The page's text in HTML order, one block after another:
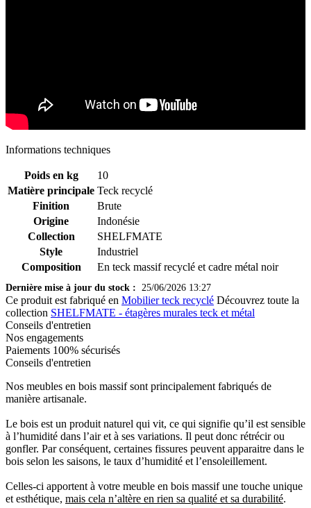
Informations techniques
Poids en kg
10
Matière principale Teck recyclé
Finition
Brute
Origine
Indonésie
Collection
SHELFMATE
Style
Industriel
Composition
En teck massif recyclé et cadre métal noir
Dernière mise à jour du stock : 25/06/2026 13:27
Ce produit est fabriqué en Mobilier teck recyclé Découvrez toute la
collection SHELFMATE - étagères murales teck et métal
Conseils d'entretien
Nos engagements
Paiements 100% sécurisés
Conseils d'entretien
Nos meubles en bois massif sont principalement fabriqués de
manière artisanale.
Le bois est un produit naturel qui vit, ce qui signifie qu’il est sensible
à l’humidité dans l’air et à ses variations. Il peut donc rétrécir ou
gonfler. Par conséquent, certaines fissures peuvent apparaitre dans le
bois selon les saisons, le taux d’humidité et l’ensoleillement.
Celles-ci apportent à votre meuble en bois massif une touche unique
et esthétique, mais cela n’altère en rien sa qualité et sa durabilité.